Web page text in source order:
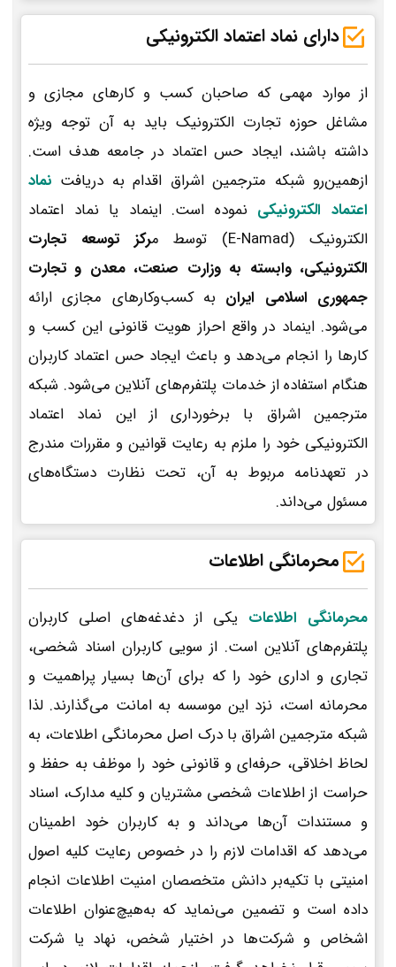
دارای نماد اعتماد الکترونیکی
از موارد مهمی که صاحبان کسب و کارهای مجازی و
مشاغل حوزه تجارت الکترونیک باید به آن توجه ویژه
داشته باشند، ایجاد حس اعتماد در جامعه هدف است.
ازهمین‌رو شبکه مترجمین اشراق اقدام به دریافت نماد
اعتماد الکترونیکی نموده است. اینماد یا نماد اعتماد
الکترونیک (E-Namad) توسط م
رکز توسعه تجارت
الکترونیکی، وابسته به وزارت صنعت، معدن و تجارت
جمهوری اسلامی ایران به کسب‌وکارهای مجازی ارائه
می‌شود. اینماد در واقع احراز هویت قانونی این کسب و
کارها را انجام می‌دهد و باعث ایجاد حس اعتماد کاربران
هنگام استفاده از خدمات پلتفرم‌های آنلاین می‌شود. شبکه
مترجمین اشراق با برخورداری از این نماد اعتماد
الکترونیکی خود را ملزم به رعایت قوانین و مقررات مندرج
در تعهدنامه مربوط به آن، تحت نظارت دستگاه‌های
مسئول می‌داند.
محرمانگی اطلاعات
محرمانگی اطلاعات یکی از دغدغه‌های اصلی کاربران
پلتفرم‌های آنلاین است. از سویی کاربران اسناد شخصی،
تجاری و اداری خود را که برای آن‌ها بسیار پراهمیت و
محرمانه است، نزد این موسسه به امانت می‌گذارند. لذا
شبکه مترجمین اشراق با درک اصل محرمانگی اطلاعات، به
لحاظ اخلاقی، حرفه‌ای و قانونی خود را موظف به حفظ و
حراست از اطلاعات شخصی مشتریان و کلیه مدارک، اسناد
و مستندات آن‌ها می‌داند و به کاربران خود اطمینان
می‌دهد که اقدامات لازم را در خصوص رعایت کلیه اصول
امنیتی با تکیه‌بر دانش متخصصان امنیت اطلاعات انجام
داده است و تضمین می‌نماید که به‌هیچ‌عنوان اطلاعات
اشخاص و شرکت‌ها در اختیار شخص، نهاد یا شرکت